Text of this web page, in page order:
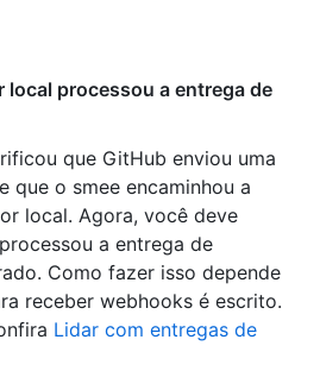
local processou a entrega de
que GitHub enviou uma
que o smee encaminhou a
local. Agora, você deve
a entrega de
Como fazer isso depende
receber webhooks é escrito.
Lidar com entregas de